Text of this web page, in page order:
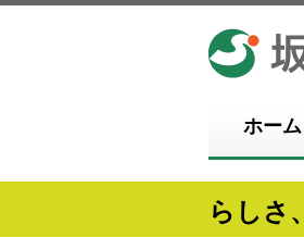
坂井市
ホーム
らしさ